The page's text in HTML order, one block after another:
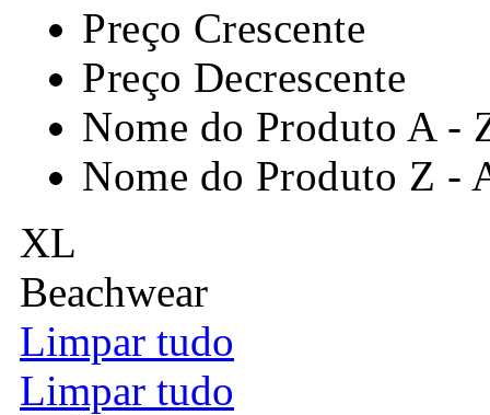
Preço Crescente
Preço Decrescente
Nome do Produto A -
Nome do Produto Z -
XL
Beachwear
Limpar tudo
Limpar tudo